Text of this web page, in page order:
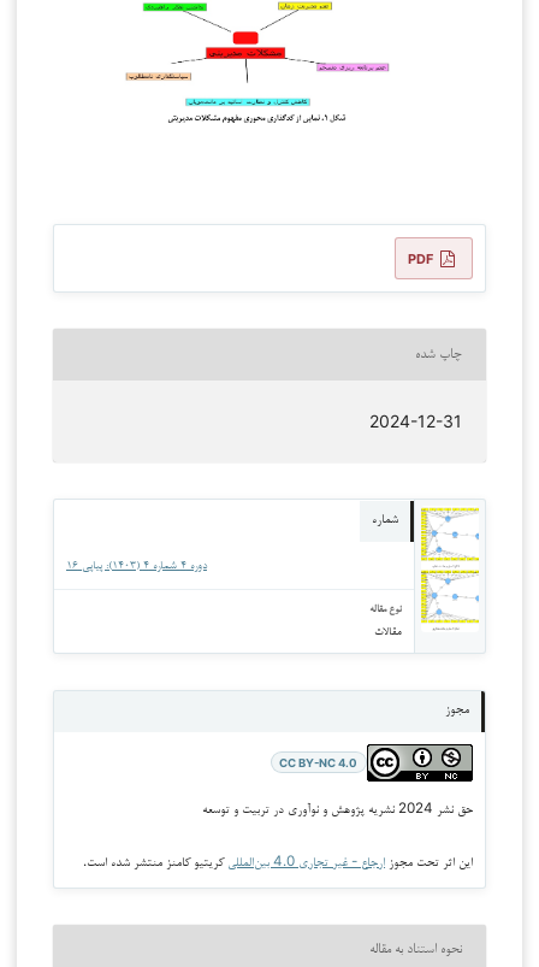
PDF
چاپ شده
2024-12-31
شماره
دوره 4 شماره 4 (1403): پیاپی ۱۶
نوع مقاله
مقالات
مجوز
CC BY-NC 4.0
حق نشر 2024 نشریه پژوهش و نوآوری در تربیت و توسعه
این اثر تحت مجوز ارجاع - غیر تجاری 4.0 بین‌المللی کریتیو کامنز منتشر شده است.
نحوه استناد به مقاله